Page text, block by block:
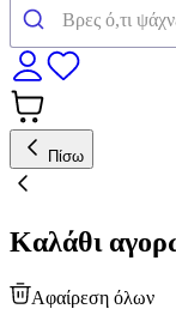
Πίσω
Καλάθι
Αφαίρεση όλων